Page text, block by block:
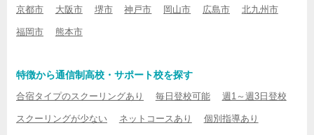
京都市 大阪市 堺市 神戸市 岡山市 広島市 北九州市
福岡市 熊本市
特徴から通信制高校・サポート校を探す
合宿タイプのスクーリングあり 毎日登校可能 週1～週3日登校
スクーリングが少ない ネットコースあり 個別指導あり